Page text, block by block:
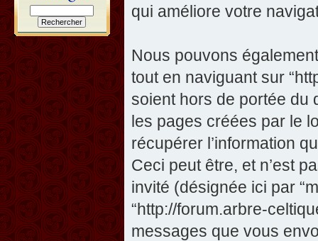
qui améliore votre
Nous pouvons
tout en naviguant sur
soient hors de portée du
les pages créées par le
récupérer l’information
Ceci peut être, et n’est
invité (désignée ici par
“http://forum.arbre-
messages que vous